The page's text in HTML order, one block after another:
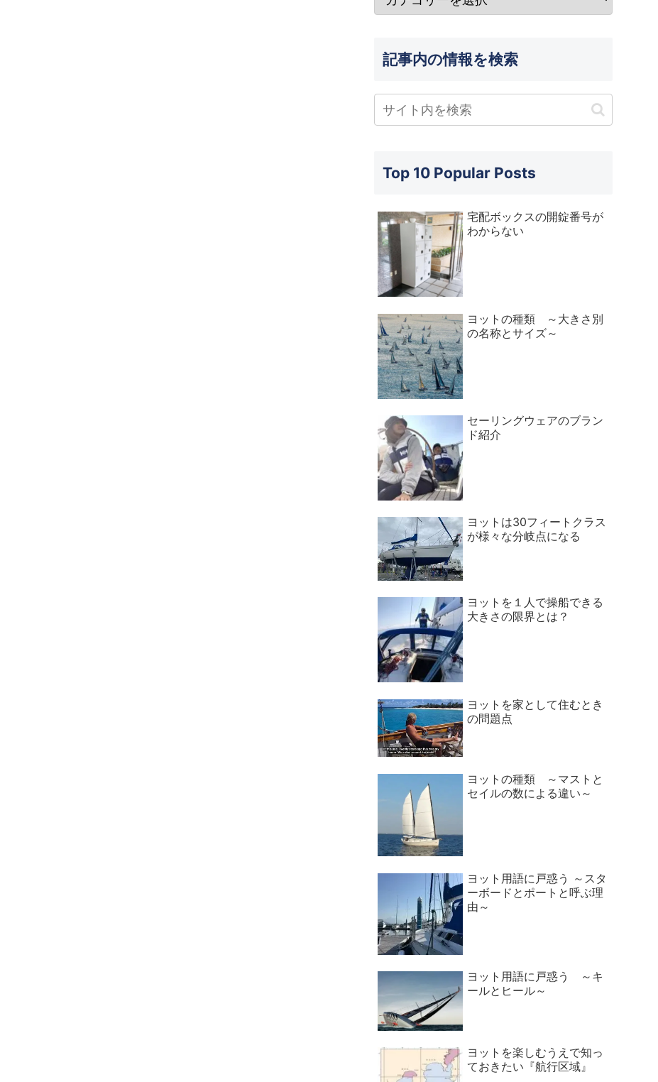
記事内の情報を検索
Top 10 Popular Posts
宅配ボックスの開錠番号が
わからない
ヨットの種類 ～大きさ別
の名称とサイズ～
セーリングウェアのブラン
ド紹介
ヨットは30フィートクラス
が様々な分岐点になる
ヨットを１人で操船できる
大きさの限界とは？
ヨットを家として住むとき
の問題点
ヨットの種類 ～マストと
セイルの数による違い～
ヨット用語に戸惑う ～スタ
ーボードとポートと呼ぶ理
由～
ヨット用語に戸惑う ～キ
ールとヒール～
ヨットを楽しむうえで知っ
ておきたい『航行区域』